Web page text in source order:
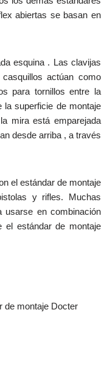
abiertas se basan en
esquina . Las clavijas
actúan como
para tornillos entre la
superficie de montaje
mira está emparejada
desde arriba , a través
el estándar de montaje
y rifles. Muchas
usarse en combinación
el estándar de montaje
de montaje Docter